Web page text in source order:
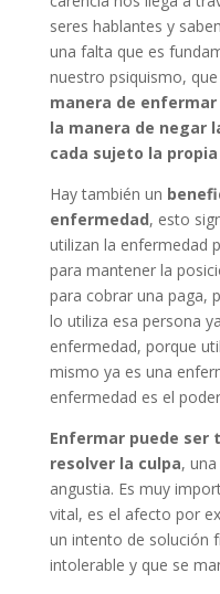
seres hablantes y
una falta que es
nuestro psiquismo,
manera de
la manera de negar
cada sujeto la
Hay también un
enfermedad, esto
utilizan la enfermedad
para mantener la
para cobrar una paga,
lo utiliza esa persona
enfermedad, porque
mismo ya es una
enfermedad es el
Enfermar puede ser
resolver la culpa,
angustia. Es muy
vital, es el afecto por
un intento de solución
intolerable y que se